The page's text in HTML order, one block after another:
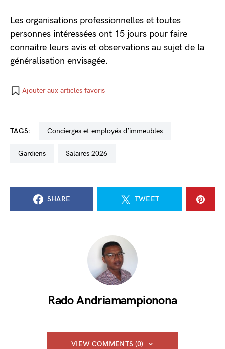
Les organisations professionnelles et toutes
personnes intéressées ont 15 jours pour faire
connaitre leurs avis et observations au sujet de la
généralisation envisagée.
Ajouter aux articles favoris
TAGS: concierges et employés d’immeubles
gardiens salaires 2026
SHARE TWEET
Rado Andriamampionona
VIEW COMMENTS (0)